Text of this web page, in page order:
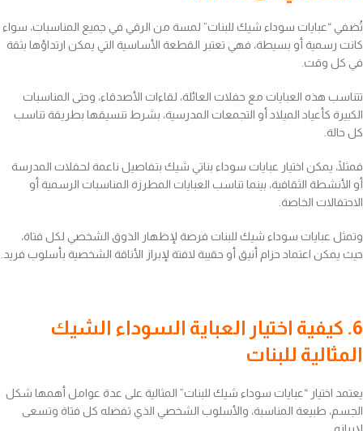
تُضفي “عبايات سوداء شيك للبنات” لمسة من الرقي في جميع المناسبات، سواء
كانت رسمية أو بسيطة، فهي تعتبر القطعة الأساسية التي يمكن ارتداؤها بثقة
في كل وقت.
تتناسب هذه العبايات مع حفلات العائلة، لقاءات الأصدقاء، وحتى المناسبات
الكبيرة كأعياد الميلاد أو التجمعات المدرسية، بشرط تنسيقها بطريقة تناسب
كل حالة.
فمثلًا، يمكن اختيار عبايات سوداء بناتي شيك بتفاصيل ناعمة لحفلات المدرسة
أو الأنشطة الثقافية، بينما تناسب العبايات المطرزة المناسبات الرسمية أو
الاحتفالات الخاصة.
وتمثل عبايات سوداء شيك للبنات فرصة لإظهار الذوق الشخصي لكل فتاة،
حيث يمكن اعتماد حزام أنيق أو حقيبة لافتة لإبراز الأناقة الشخصية بأسلوب فريد.
6. كيفية اختيار العباية السوداء الشيك
المثالية للبنات
يعتمد اختيار “عبايات سوداء شيك للبنات” المثالية على عدة عوامل أهمها شكل
الجسم، طبيعة المناسبة، والأسلوب الشخصي الذي تفضله كل فتاة وتسعى